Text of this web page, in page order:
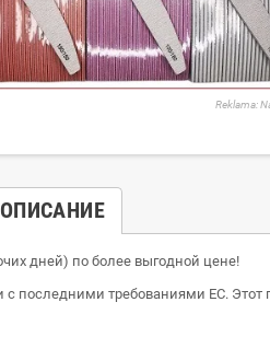
Reklama:
ОПИСАНИЕ
дней) по более выгодной цене!
последними требованиями ЕС. Этот